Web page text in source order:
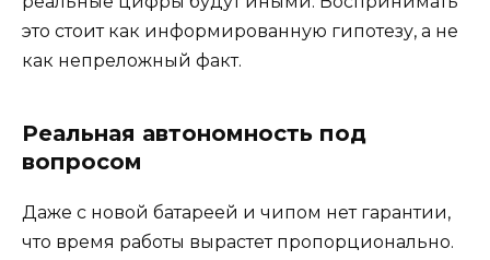
это стоит как информированную гипотезу, а не
как непреложный факт.
Реальная автономность под
вопросом
Даже с новой батареей и чипом нет гарантии,
что время работы вырастет пропорционально.